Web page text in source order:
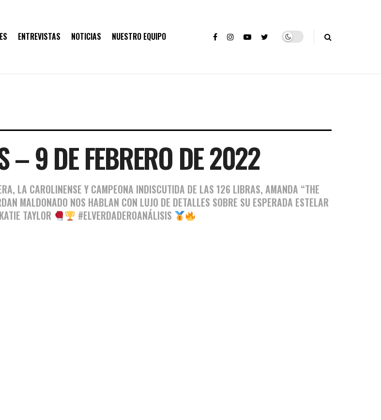
ENTREVISTAS NOTICIAS NUESTRO EQUIPO
– 9 DE FEBRERO DE 2022
LA CAROLINENSE Y CAMPEONA INDISCUTIDA DE LAS 126 LIBRAS, AMANDA “THE
MALDONADO NOS HABLAN CON LUJO DE DETALLES SOBRE SU ESPERADA ESTELAR
TAYLOR
#ELVERDADEROANÁLISIS